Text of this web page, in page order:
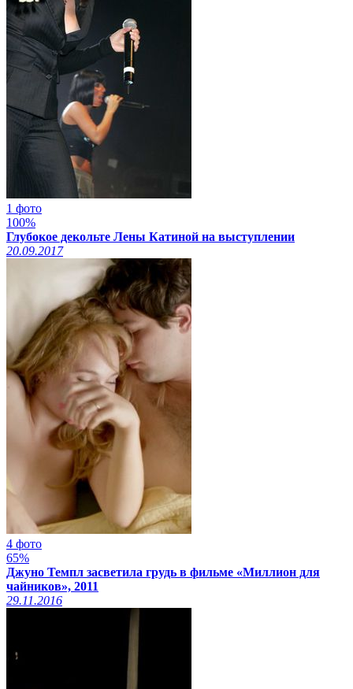
1 фото
100%
Глубокое декольте Лены Катиной на выступлении
20.09.2017
4 фото
65%
Джуно Темпл засветила грудь в фильме «Миллион для
чайников», 2011
29.11.2016